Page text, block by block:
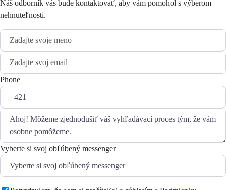
Náš odborník vás bude kontaktovať, aby vám pomohol s výberom
nehnuteľnosti.
Phone
Vyberte si svoj obľúbený messenger